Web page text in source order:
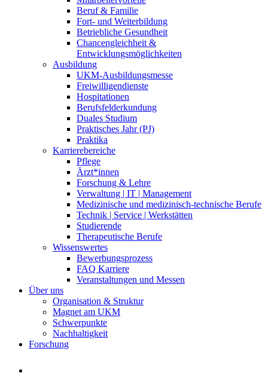
Beruf & Familie
Fort- und Weiterbildung
Betriebliche Gesundheit
Chancengleichheit &
Entwicklungsmöglichkeiten
Ausbildung
UKM-Ausbildungsmesse
Freiwilligendienste
Hospitationen
Berufsfelderkundung
Duales Studium
Praktisches Jahr (PJ)
Praktika
Karrierebereiche
Pflege
Ärzt*innen
Forschung & Lehre
Verwaltung | IT | Management
Medizinische und medizinisch-technische Berufe
Technik | Service | Werkstätten
Studierende
Therapeutische Berufe
Wissenswertes
Bewerbungsprozess
FAQ Karriere
Veranstaltungen und Messen
Über uns
Organisation & Struktur
Magnet am UKM
Schwerpunkte
Nachhaltigkeit
Forschung